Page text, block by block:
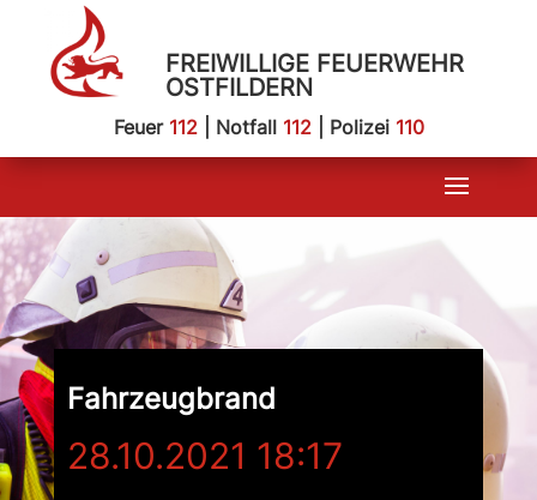
FREIWILLIGE FEUERWEHR
OSTFILDERN
Feuer 112| Notfall 112| Polizei 110
Fahrzeugbrand
28.10.2021 18:17